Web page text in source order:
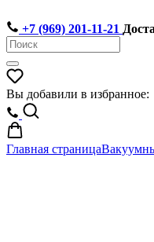
+7 (969) 201-11-21
Вы добавили в избранное:
Главная страница